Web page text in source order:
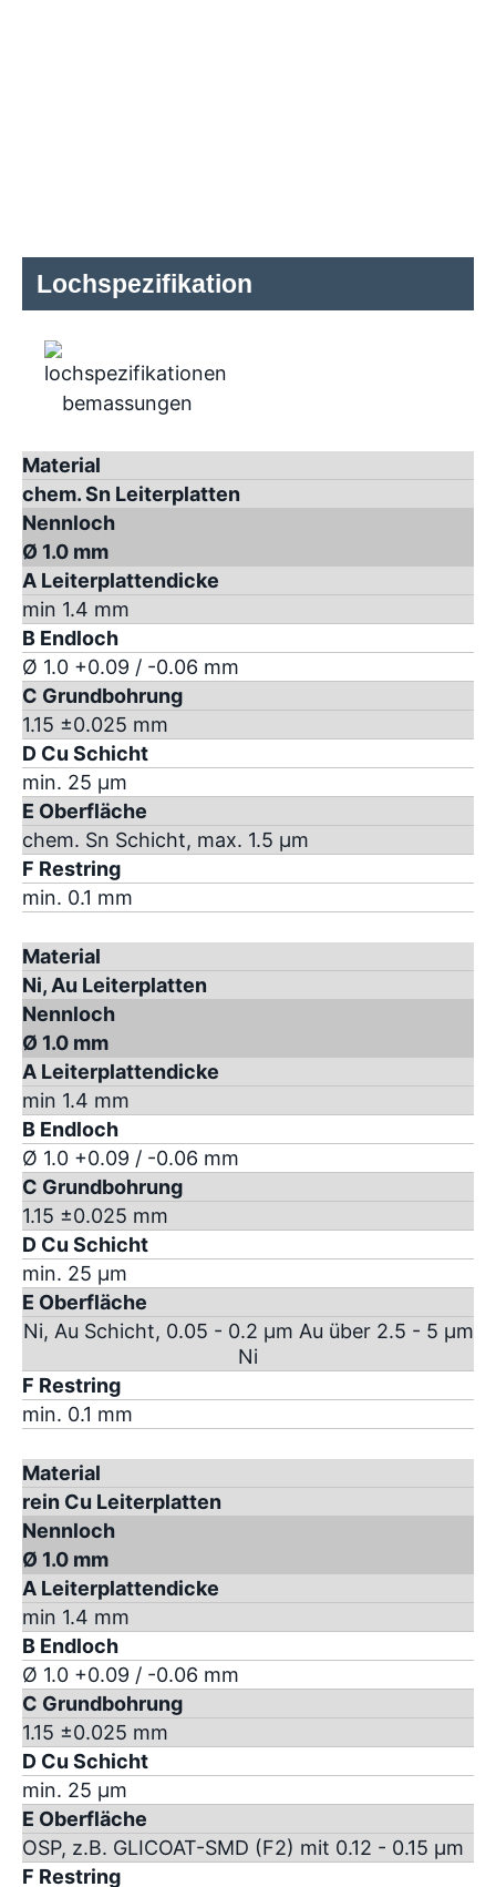
Lochspezifikation
Material
chem. Sn Leiterplatten
Nennloch
Ø 1.0 mm
A Leiterplattendicke
min 1.4 mm
B Endloch
Ø 1.0 +0.09 / -0.06 mm
C Grundbohrung
1.15 ±0.025 mm
D Cu Schicht
min. 25 µm
E Oberfläche
chem. Sn Schicht, max. 1.5 µm
F Restring
min. 0.1 mm
Material
Ni, Au Leiterplatten
Nennloch
Ø 1.0 mm
A Leiterplattendicke
min 1.4 mm
B Endloch
Ø 1.0 +0.09 / -0.06 mm
C Grundbohrung
1.15 ±0.025 mm
D Cu Schicht
min. 25 µm
E Oberfläche
Ni, Au Schicht, 0.05 - 0.2 µm Au über 2.5 - 5 µm
Ni
F Restring
min. 0.1 mm
Material
rein Cu Leiterplatten
Nennloch
Ø 1.0 mm
A Leiterplattendicke
min 1.4 mm
B Endloch
Ø 1.0 +0.09 / -0.06 mm
C Grundbohrung
1.15 ±0.025 mm
D Cu Schicht
min. 25 µm
E Oberfläche
OSP, z.B. GLICOAT-SMD (F2) mit 0.12 - 0.15 µm
F Restring